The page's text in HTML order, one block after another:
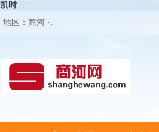
凯时
地区： 商河